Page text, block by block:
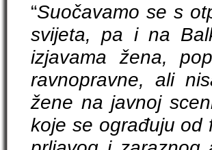
“Suočavamo se s
svijeta, pa i na
izjavama žena,
ravnopravne, ali
žene na javnoj
koje se ograđuju od